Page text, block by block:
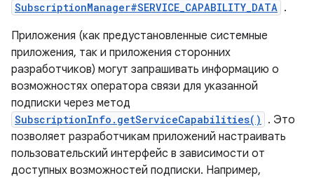
SubscriptionManager#SERVICE_CAPABILITY_DATA .
Приложения (как предустановленные системные
приложения, так и приложения сторонних
разработчиков) могут запрашивать информацию о
возможностях оператора связи для указанной
подписки через метод
SubscriptionInfo.getServiceCapabilities()
. Это
позволяет разработчикам приложений настраивать
пользовательский интерфейс в зависимости от
доступных возможностей подписки. Например,